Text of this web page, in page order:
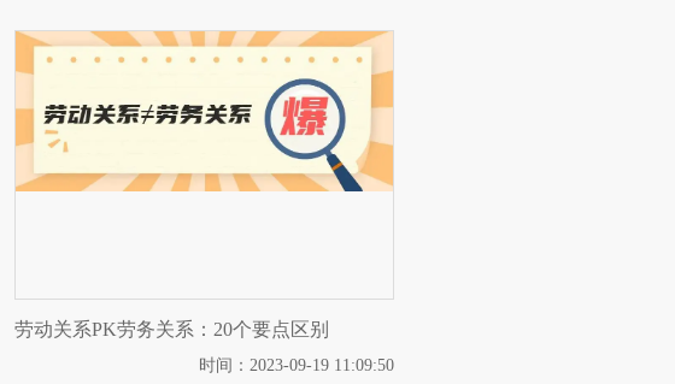
劳动关系PK劳务关系：20个要点区别
时间：2023-09-19 11:09:50